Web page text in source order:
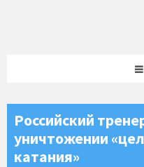
Российский
уничтожении
катания»